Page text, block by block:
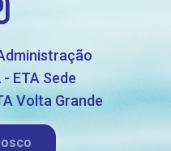
ETA Sede
Volta Grande